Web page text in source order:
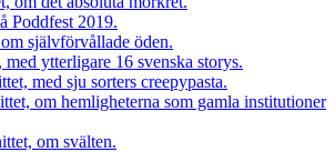
Poddfest 2019.
självförvållade öden.
ytterligare 16 svenska storys.
med sju sorters creepypasta.
om hemligheterna som gamla institutioner
om svälten.